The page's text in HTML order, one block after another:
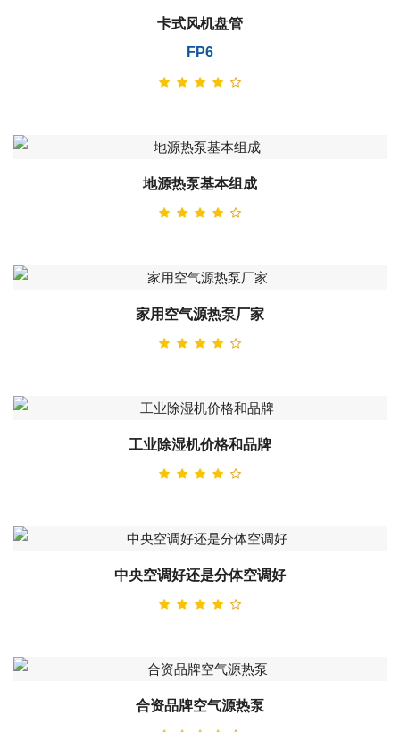
卡式风机盘管
FP6
地源热泵基本组成
家用空气源热泵厂家
工业除湿机价格和品牌
中央空调好还是分体空调好
合资品牌空气源热泵